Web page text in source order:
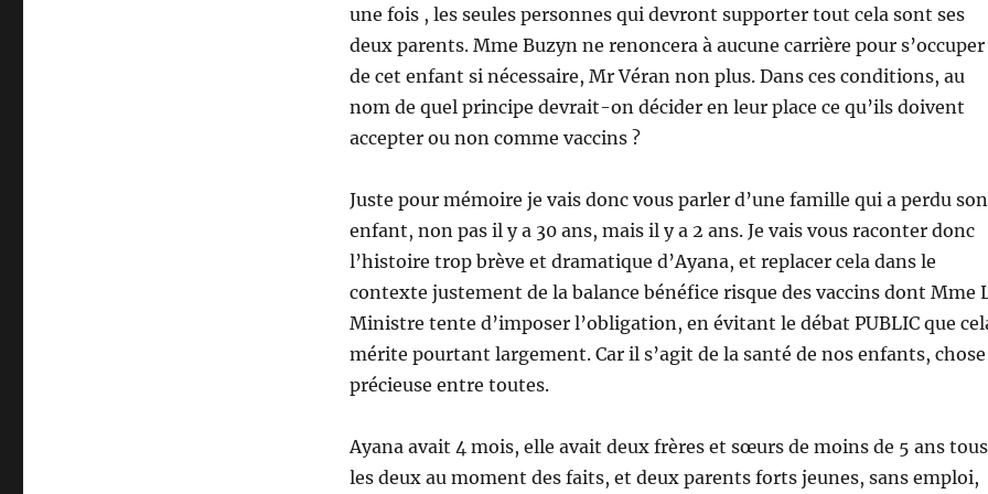
une fois , les seules personnes qui devront supporter tout cela sont ses
deux parents. Mme Buzyn ne renoncera à aucune carrière pour s’occuper
de cet enfant si nécessaire, Mr Véran non plus. Dans ces conditions, au
nom de quel principe devrait-on décider en leur place ce qu’ils doivent
accepter ou non comme vaccins ?
Juste pour mémoire je vais donc vous parler d’une famille qui a perdu son
enfant, non pas il y a 30 ans, mais il y a 2 ans. Je vais vous raconter donc
l’histoire trop brève et dramatique d’Ayana, et replacer cela dans le
contexte justement de la balance bénéfice risque des vaccins dont Mme
Ministre tente d’imposer l’obligation, en évitant le débat PUBLIC que
mérite pourtant largement. Car il s’agit de la santé de nos enfants, chose
précieuse entre toutes.
Ayana avait 4 mois, elle avait deux frères et sœurs de moins de 5 ans tous
les deux au moment des faits, et deux parents forts jeunes, sans emploi,